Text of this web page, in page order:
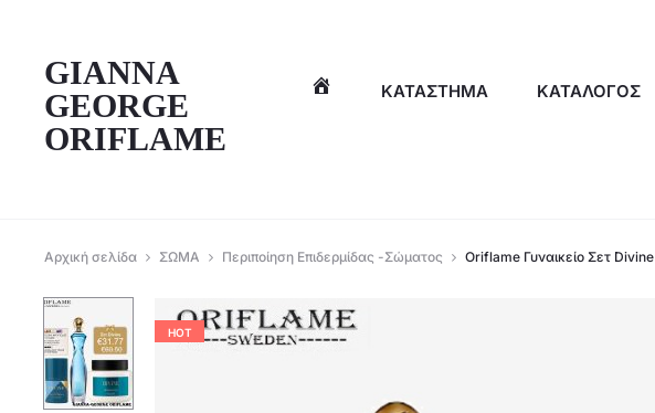
GIANNA
GEORGE
ORIFLAME
ΚΑΤΆΣΤΗΜΑ ΚΑΤΑΛΟΓΟΣ
Αρχική σελίδα ΣΩΜΑ Περιποίηση Επιδερμίδας -Σώματος Oriflame Γυναικείο Σετ Divine
HOT